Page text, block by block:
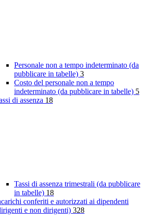
Personale non a tempo indeterminato (da
pubblicare in tabelle) 3
Costo del personale non a tempo
indeterminato (da pubblicare in tabelle) 5
di assenza 18
Tassi di assenza trimestrali (da pubblicare
in tabelle) 18
conferiti e autorizzati ai dipendenti
e non dirigenti) 328